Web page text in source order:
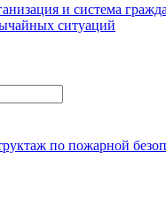
и система
ситуаций
по пожарной